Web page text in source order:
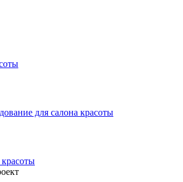
для салона красоты